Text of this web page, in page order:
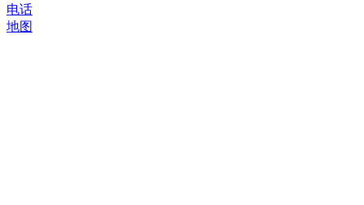
电话
地图